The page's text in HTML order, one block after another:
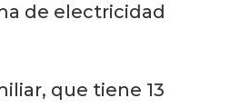
de electricidad
que tiene 13